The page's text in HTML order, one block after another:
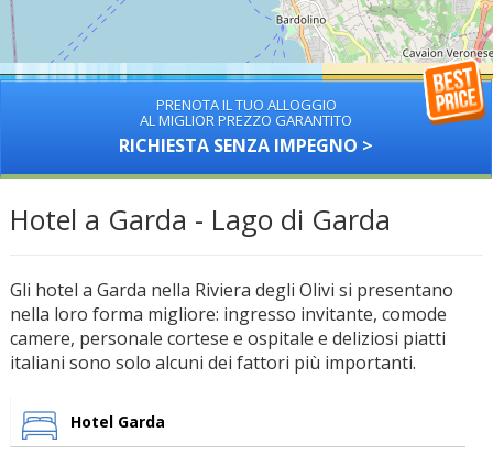
PRENOTA IL TUO ALLOGGIO
AL MIGLIOR PREZZO GARANTITO
RICHIESTA SENZA IMPEGNO >
Hotel a Garda - Lago di Garda
Gli hotel a Garda nella Riviera degli Olivi si presentano
nella loro forma migliore: ingresso invitante, comode
camere, personale cortese e ospitale e deliziosi piatti
italiani sono solo alcuni dei fattori più importanti.
Hotel Garda